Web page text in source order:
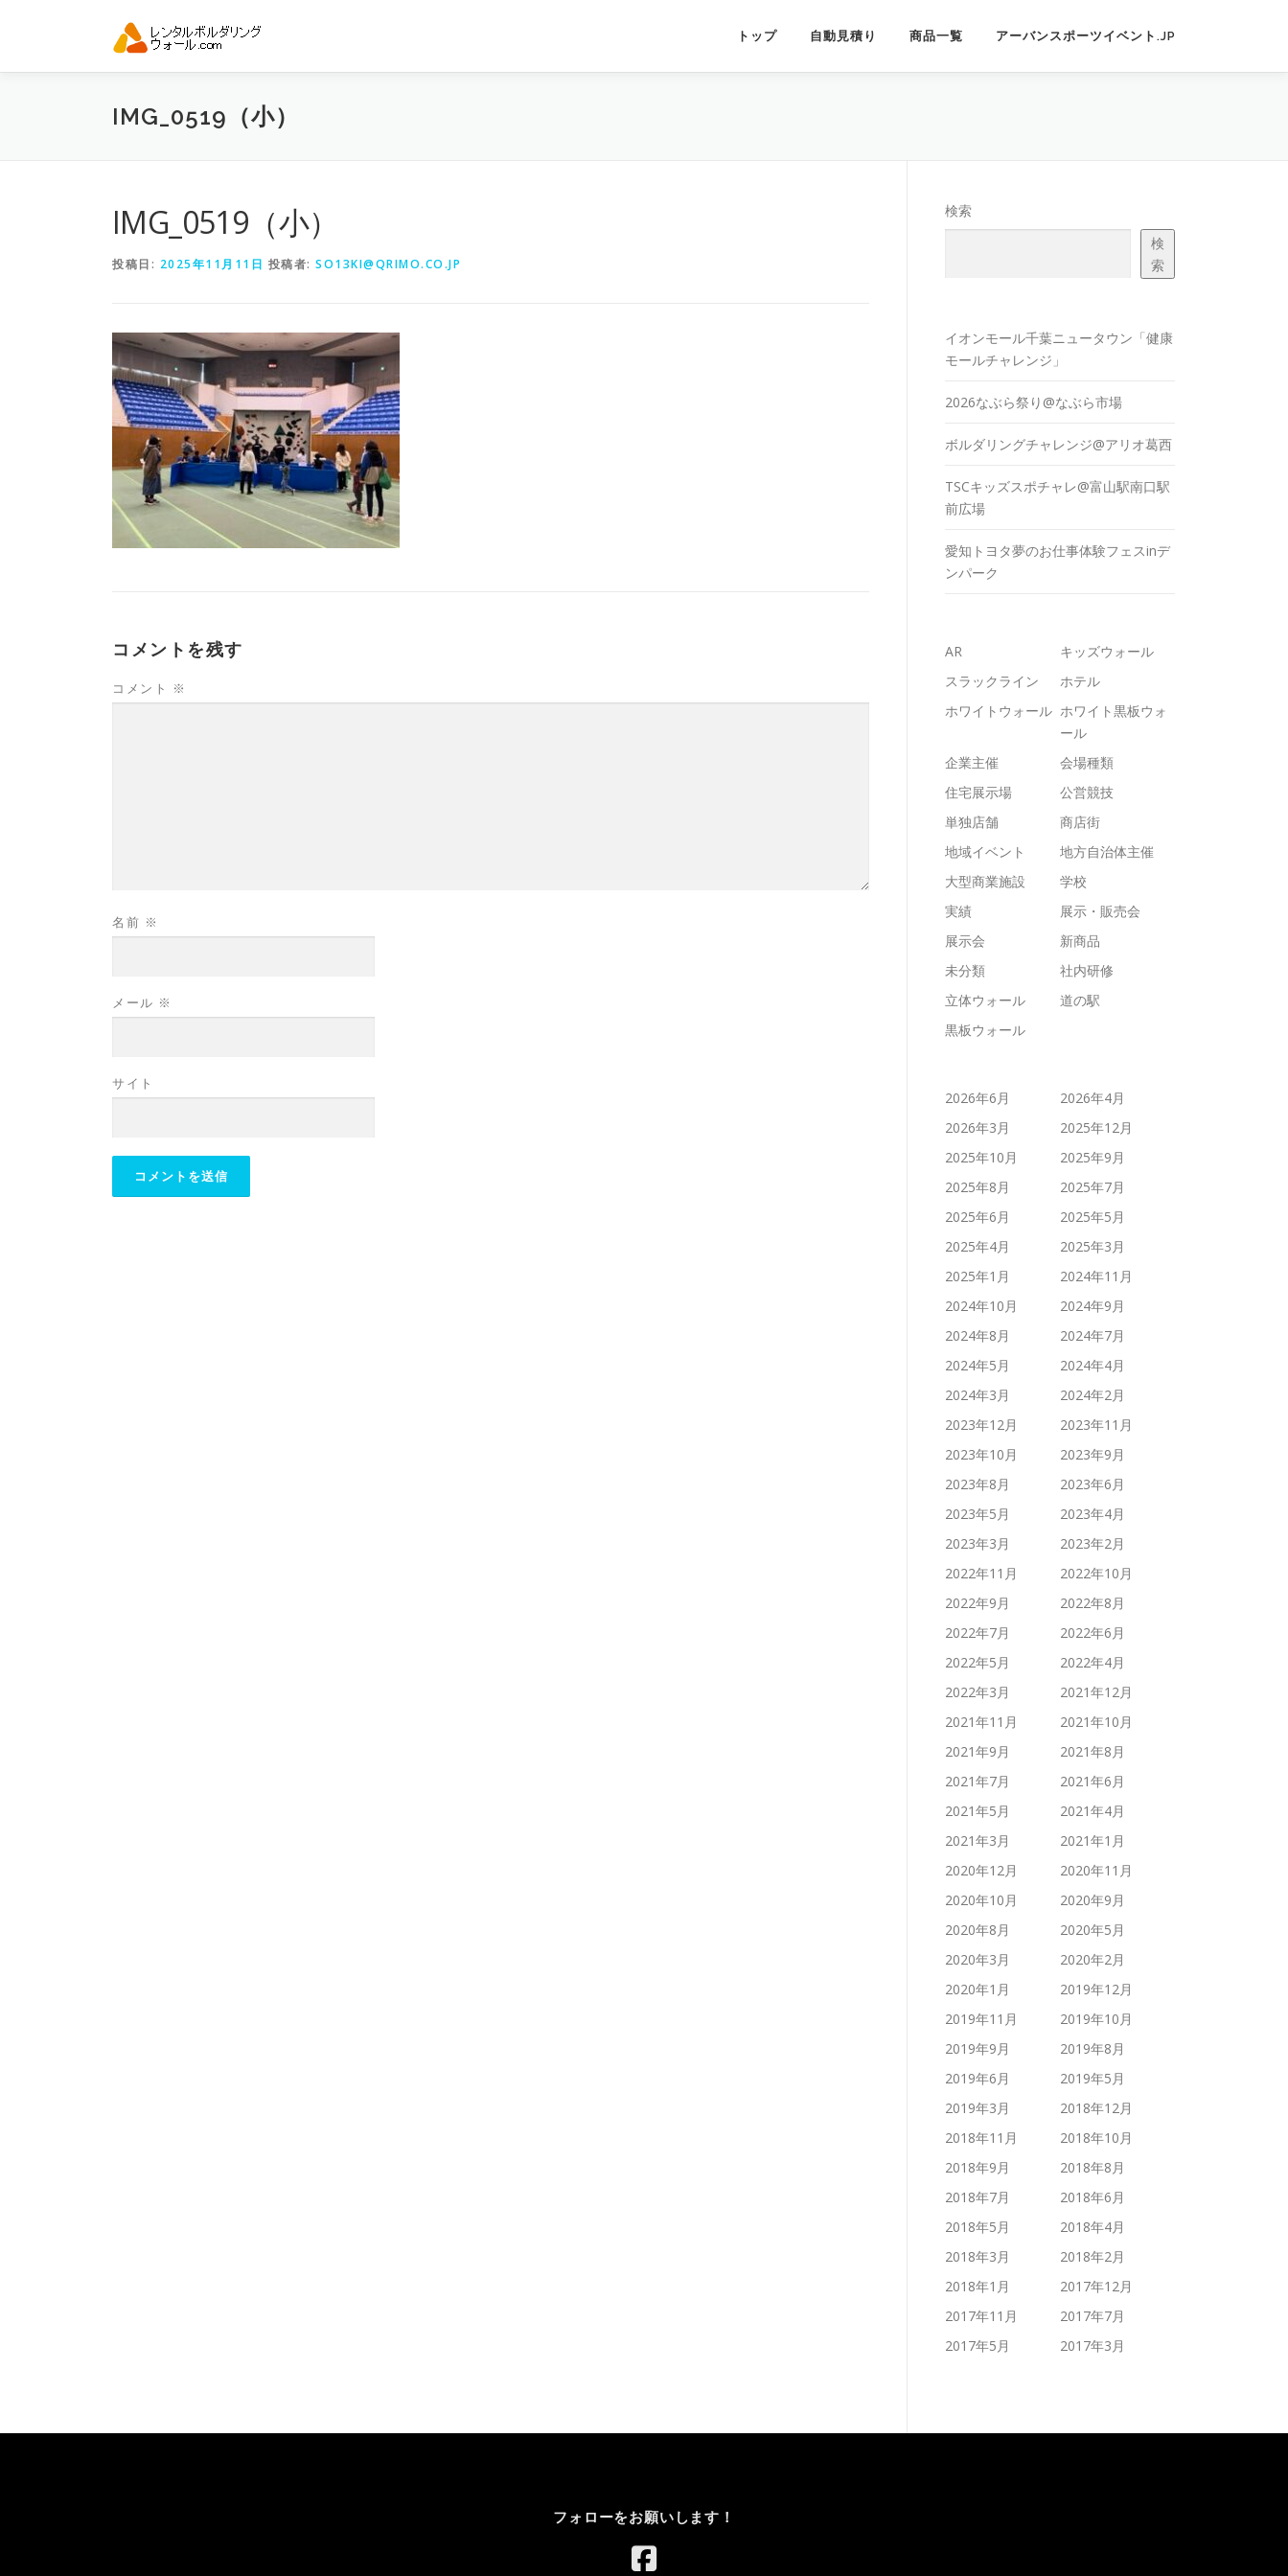
ン
トップ 自動見積り 商品一覧 アーバンスポーツイベント.JP
IMG_0519（小）
IMG_0519（小）
投稿日: 2025年11月11日 投稿者: SO13KI@QRIMO.CO.JP
コメントを残す
コメント ※
名前 ※
メール ※
サイト
検索
検
索
イオンモール千葉ニュータウン「健康
モールチャレンジ」
2026なぶら祭り@なぶら市場
ボルダリングチャレンジ@アリオ葛西
TSCキッズスポチャレ@富山駅南口駅
前広場
愛知トヨタ夢のお仕事体験フェスinデ
ンパーク
AR
キッズウォール
スラックライン
ホテル
ホワイトウォール ホワイト黒板ウォ
ール
企業主催
会場種類
住宅展示場
公営競技
単独店舗
商店街
地域イベント
地方自治体主催
大型商業施設
学校
実績
展示・販売会
展示会
新商品
未分類
社内研修
立体ウォール
道の駅
黒板ウォール
2026年6月
2026年4月
2026年3月
2025年12月
2025年10月
2025年9月
2025年8月
2025年7月
2025年6月
2025年5月
2025年4月
2025年3月
2025年1月
2024年11月
2024年10月
2024年9月
2024年8月
2024年7月
2024年5月
2024年4月
2024年3月
2024年2月
2023年12月
2023年11月
2023年10月
2023年9月
2023年8月
2023年6月
2023年5月
2023年4月
2023年3月
2023年2月
2022年11月
2022年10月
2022年9月
2022年8月
2022年7月
2022年6月
2022年5月
2022年4月
2022年3月
2021年12月
2021年11月
2021年10月
2021年9月
2021年8月
2021年7月
2021年6月
2021年5月
2021年4月
2021年3月
2021年1月
2020年12月
2020年11月
2020年10月
2020年9月
2020年8月
2020年5月
2020年3月
2020年2月
2020年1月
2019年12月
2019年11月
2019年10月
2019年9月
2019年8月
2019年6月
2019年5月
2019年3月
2018年12月
2018年11月
2018年10月
2018年9月
2018年8月
2018年7月
2018年6月
2018年5月
2018年4月
2018年3月
2018年2月
2018年1月
2017年12月
2017年11月
2017年7月
2017年5月
2017年3月
フォローをお願いします！